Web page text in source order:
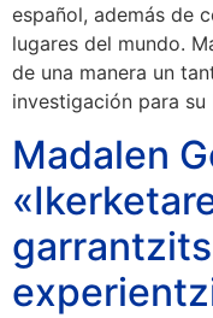
español, además de
lugares del mundo.
de una manera un
investigación para
Madalen